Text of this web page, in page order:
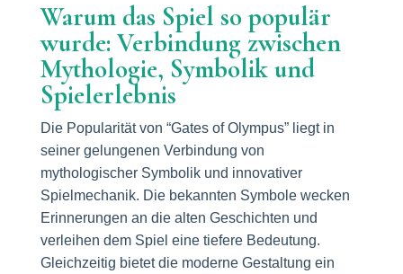
Warum das Spiel so populär
wurde: Verbindung zwischen
Mythologie, Symbolik und
Spielerlebnis
Die Popularität von “Gates of Olympus” liegt in
seiner gelungenen Verbindung von
mythologischer Symbolik und innovativer
Spielmechanik. Die bekannten Symbole wecken
Erinnerungen an die alten Geschichten und
verleihen dem Spiel eine tiefere Bedeutung.
Gleichzeitig bietet die moderne Gestaltung ein